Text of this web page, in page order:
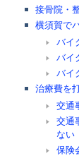
接骨院・
横須賀で
バイ
バイ
バイ
治療費を
交通
交通
ない
保険